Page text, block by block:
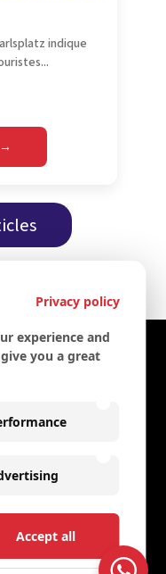
indique
Hauptbahnhof
Privacy policy
experience and
you a great
Accept all